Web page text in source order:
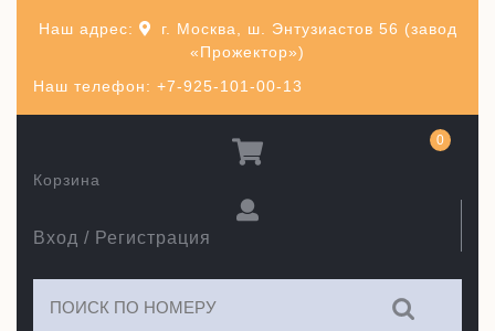
Наш телефон: +7-925-101-00-13
Наш адрес:
г. Москва, ш. Энтузиастов 56 (завод
«Прожектор»)
Вход / Регистрация
Корзина
0